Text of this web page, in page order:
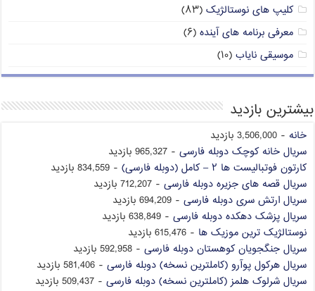
کلیپ های نوستالژیک (۸۳)
معرفی برنامه های آینده (۶)
موسیقی نایاب (۱۰)
بیشترین بازدید
خانه - 3,506,000 بازدید
سریال خانه کوچک دوبله فارسی - 965,327 بازدید
کارتون فوتبالیست ها ۲ – کامل (دوبله فارسی)
- 834,559 بازدید
سریال قصه های جزیره دوبله فارسی - 712,207 بازدید
سریال ارتش سری دوبله فارسی - 694,209 بازدید
سریال پزشک دهکده دوبله فارسی - 638,849 بازدید
نوستالژیک ترین موزیک ها - 615,476 بازدید
سریال جنگجویان کوهستان دوبله فارسی - 592,958 بازدید
سریال هرکول پوآرو (کاملترین نسخه) دوبله فارسی - 581,406 بازدید
سریال شرلوک هلمز (کاملترین نسخه) دوبله فارسی - 509,437 بازدید